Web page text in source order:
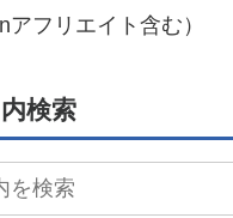
アフリエイト含む）
検索